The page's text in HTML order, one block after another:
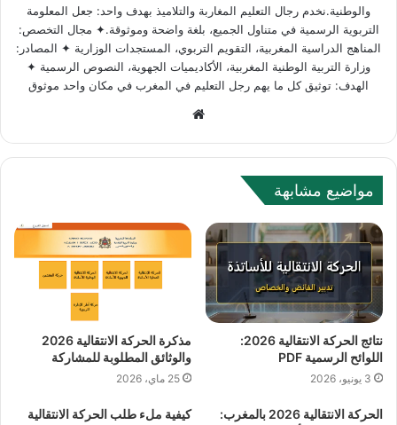
والوطنية.نخدم رجال التعليم المغاربة والتلاميذ بهدف واحد: جعل المعلومة
التربوية الرسمية في متناول الجميع، بلغة واضحة وموثوقة.✦ مجال التخصص:
المناهج الدراسية المغربية، التقويم التربوي، المستجدات الوزارية ✦ المصادر:
وزارة التربية الوطنية المغربية، الأكاديميات الجهوية، النصوص الرسمية ✦
الهدف: توثيق كل ما يهم رجل التعليم في المغرب في مكان واحد موثوق
مواضيع مشابهة
نتائج الحركة الانتقالية 2026:
اللوائح الرسمية PDF
3 يونيو، 2026
مذكرة الحركة الانتقالية 2026
والوثائق المطلوبة للمشاركة
25 ماي، 2026
الحركة الانتقالية 2026 بالمغرب:
كيفية ملء طلب الحركة الانتقالية